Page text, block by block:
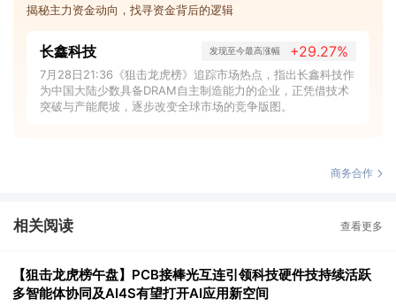
揭秘主力资金动向，找寻资金背后的逻辑
长鑫科技 发现至今最高涨幅 +29.27%
7月28日21:36《狙击龙虎榜》追踪市场热点，指出长鑫科技作
为中国大陆少数具备DRAM自主制造能力的企业，正凭借技术
突破与产能爬坡，逐步改变全球市场的竞争版图。
商务合作
相关阅读 查看更多
【狙击龙虎榜午盘】PCB接棒光互连引领科技硬件技持续活跃
多智能体协同及AI4S有望打开AI应用新空间